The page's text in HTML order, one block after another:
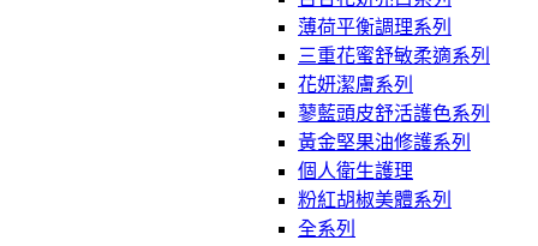
薄荷平衡調理系列
三重花蜜舒敏柔適系列
花妍潔膚系列
蓼藍頭皮舒活護色系列
黃金堅果油修護系列
個人衛生護理
粉紅胡椒美體系列
全系列